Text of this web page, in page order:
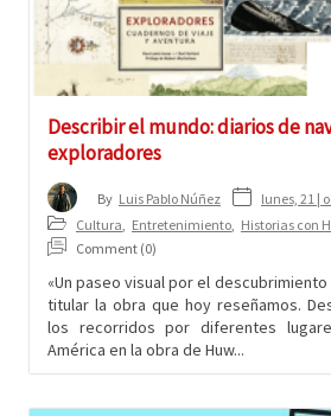
Describir el mundo: diarios de
exploradores
By Luis Pablo Núñez
lunes, 21 |
Cultura
Entretenimiento Historias con
Comment (0)
«Un paseo visual por el
titular la obra que hoy reseñamos.
los recorridos por diferentes
América en la obra de Huw...